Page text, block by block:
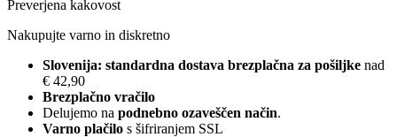
Preverjena kakovost
Nakupujte varno in diskretno
Slovenija: standardna dostava brezplačna za pošiljke nad
€ 42,90
Brezplačno vračilo
Delujemo na podnebno ozaveščen način.
Varno plačilo s šifriranjem SSL